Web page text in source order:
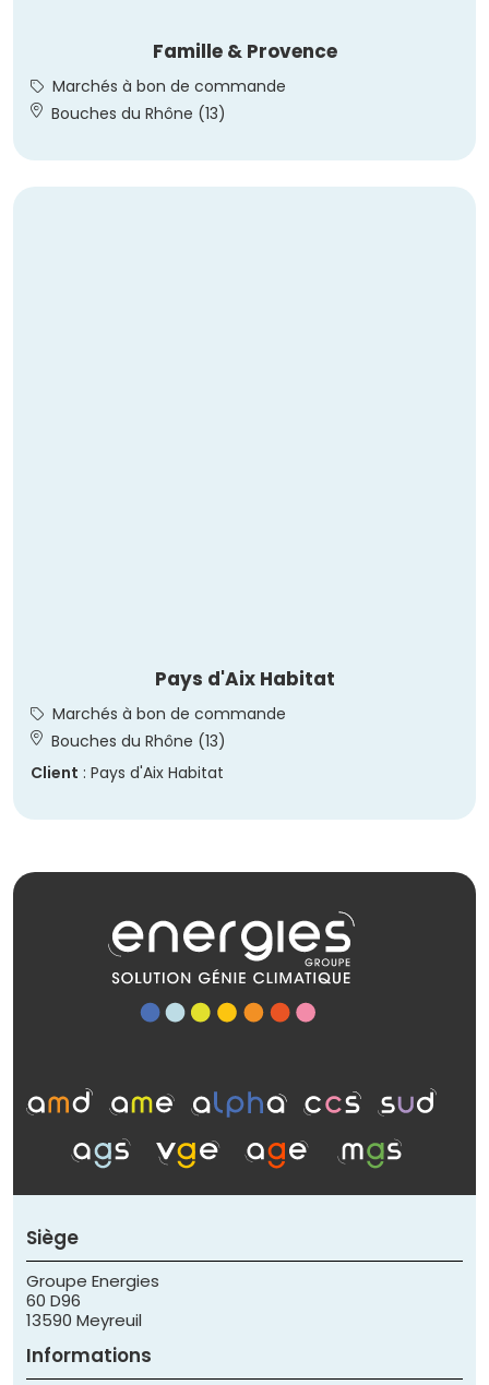
Famille & Provence
Marchés à bon de commande
Bouches du Rhône (13)
Pays d'Aix Habitat
Marchés à bon de commande
Bouches du Rhône (13)
Client : Pays d'Aix Habitat
Siège
Groupe Energies
60 D96
13590 Meyreuil
Informations